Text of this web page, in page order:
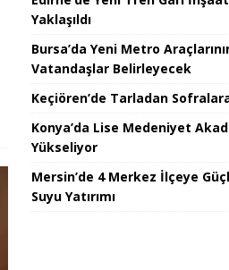
Yaklaşıldı
Bursa’da Yeni Metro
Vatandaşlar Belirleyecek
Keçiören’de Tarladan
Konya’da Lise Medeniyet
Yükseliyor
Mersin’de 4 Merkez İlçeye
Suyu Yatırımı